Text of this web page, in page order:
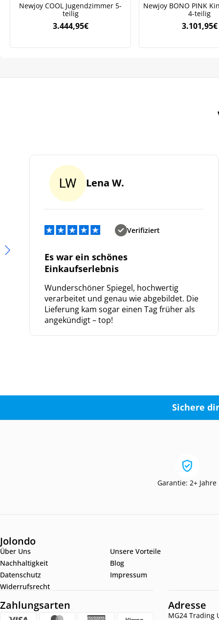
Newjoy COOL Jugendzimmer 5-
teilig
3.444,95€
Newjoy BONO PINK
4-teilig
3.101,95€
Lena W.
Verifiziert
Es war ein schönes
Einkaufserlebnis
Wunderschöner Spiegel, hochwertig
verarbeitet und genau wie abgebildet. Die
Lieferung kam sogar einen Tag früher als
angekündigt – top!
Sichere
Garantie: 2+ Jahre
Jolondo
Über Uns
Unsere Vorteile
Nachhaltigkeit
Blog
Datenschutz
Impressum
Widerrufsrecht
Zahlungsarten Adresse
MG24 Trading